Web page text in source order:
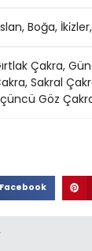
, Boğa, İki̇zler,
Çakra,
, Sakral
Göz
Facebook